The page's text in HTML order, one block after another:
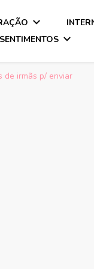
SENTIMENTOS
de irmãs p/ enviar